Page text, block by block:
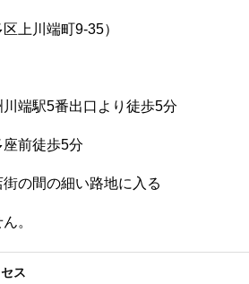
上川端町9-35）
端駅5番出口より徒歩5分
前徒歩5分
の間の細い路地に入る
。
ス